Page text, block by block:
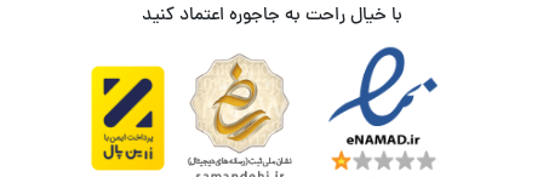
با خیال راحت به جاجوره اعتماد کنید